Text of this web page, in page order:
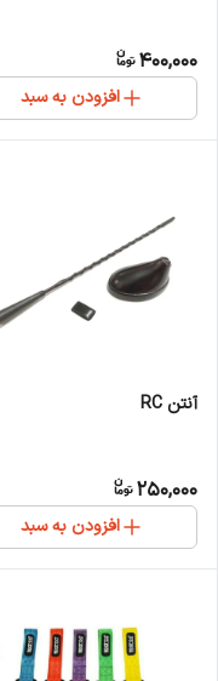
400,000
افزودن به سبد
آنتن RC
250,000
افزودن به سبد